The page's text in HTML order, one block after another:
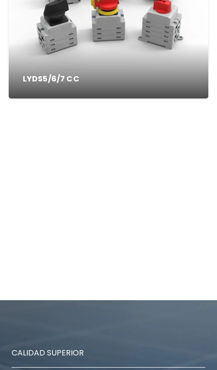
LYDS5/6/7 CC
CALIDAD SUPERIOR